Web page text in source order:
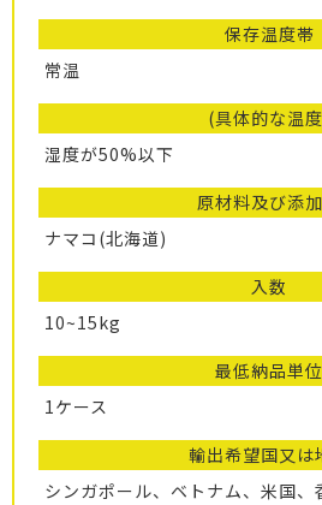
保存温度帯
常温
(具体的な温
湿度が50%以下
原材料及び添
ナマコ(北海道)
入数
10~15kg
最低納品単位
1ケース
輸出希望国又は
シンガポール、ベトナム、米国、